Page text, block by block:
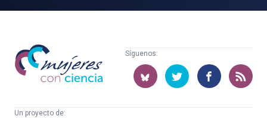
Mujeres
con
ciencia
Síguenos:
Un proyecto de: